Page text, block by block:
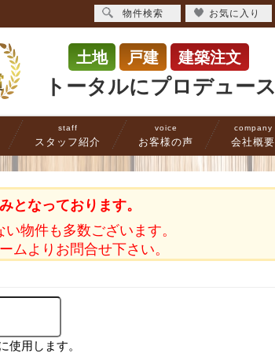
土地 戸建 建築注文
トータルにプロデュース
staff
スタッフ紹介
voice
お客様の声
company
会社概要
となっております。
物件も多数ございます。
ムよりお問合せ下さい。
使用します。
物件検索 お気に入り